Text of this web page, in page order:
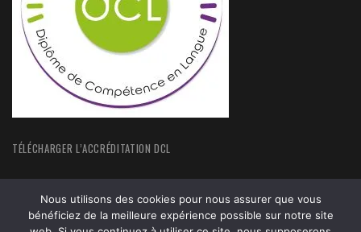
TÉLÉCHARGER L’ACCRÉDITATION DCL
Nous utilisons des cookies pour nous assurer que vous
bénéficiez de la meilleure expérience possible sur notre site